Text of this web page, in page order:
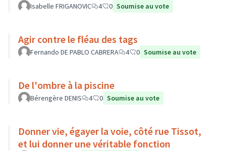
Isabelle FRIGANOVIC 4 0 Soumise au vote
Agir contre le fléau des tags
Fernando DE PABLO CABRERA 4 0 Soumise au vote
De l'ombre à la piscine
Bérengère DENIS 4 0 Soumise au vote
Donner vie, égayer la voie, côté rue Tissot,
et lui donner une véritable fonction